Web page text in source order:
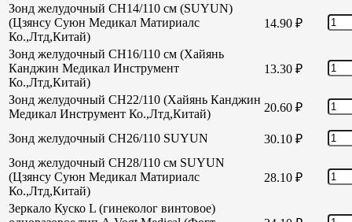
Зонд желудочный CH14/110 см (SUYUN)
(Цзянсу Суюн Медикал Матириалс
Ко.,Лтд,Китай)
14.90 ₽
Зонд желудочный CH16/110 см (Хайянь
Канджин Медикал Инструмент
Ко.,Лтд,Китай)
13.30 ₽
Зонд желудочный СН22/110 (Хайянь Канджин
Медикал Инструмент Ко.,Лтд,Китай)
20.60 ₽
Зонд желудочный СН26/110 SUYUN 30.10 ₽
Зонд желудочный СН28/110 см SUYUN
(Цзянсу Суюн Медикал Матириалс
Ко.,Лтд,Китай)
28.10 ₽
Зеркало Куско L (гинеколог винтовое)